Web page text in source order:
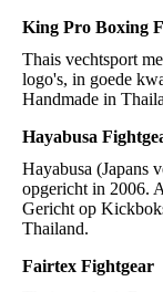
King Pro Boxing
Thais vechtsport
logo's, in goede
Handmade in
Hayabusa
Hayabusa (Japans
opgericht in 2006.
Gericht op
Thailand.
Fairtex Fightgear